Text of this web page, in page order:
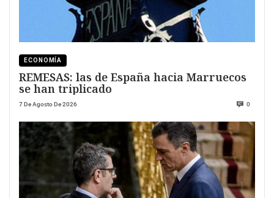
ECONOMÍA
REMESAS: las de España hacia Marruecos
se han triplicado
7 De Agosto De 2026 0